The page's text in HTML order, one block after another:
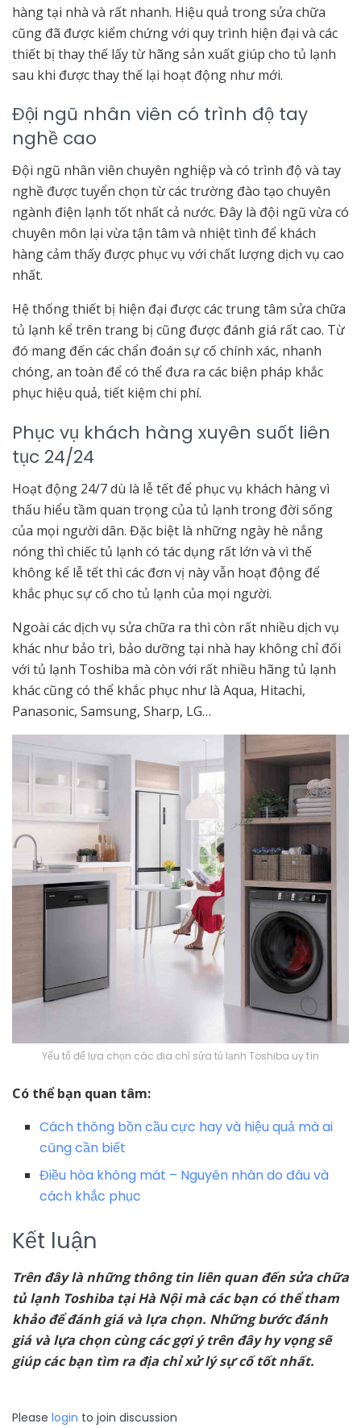
hàng tại nhà và rất nhanh. Hiệu quả trong sửa chữa
cũng đã được kiểm chứng với quy trình hiện đại và các
thiết bị thay thế lấy từ hãng sản xuất giúp cho tủ lạnh
sau khi được thay thế lại hoạt động như mới.
Đội ngũ nhân viên có trình độ tay
nghề cao
Đội ngũ nhân viên chuyên nghiệp và có trình độ và tay
nghề được tuyển chọn từ các trường đào tạo chuyên
ngành điện lạnh tốt nhất cả nước. Đây là đội ngũ vừa có
chuyên môn lại vừa tận tâm và nhiệt tình để khách
hàng cảm thấy được phục vụ với chất lượng dịch vụ cao
nhất.
Hệ thống thiết bị hiện đại được các trung tâm sửa chữa
tủ lạnh kể trên trang bị cũng được đánh giá rất cao. Từ
đó mang đến các chẩn đoán sự cố chính xác, nhanh
chóng, an toàn để có thể đưa ra các biện pháp khắc
phục hiệu quả, tiết kiệm chi phí.
Phục vụ khách hàng xuyên suốt liên
tục 24/24
Hoạt động 24/7 dù là lễ tết để phục vụ khách hàng vì
thấu hiểu tầm quan trọng của tủ lạnh trong đời sống
của mọi người dân. Đặc biệt là những ngày hè nắng
nóng thì chiếc tủ lạnh có tác dụng rất lớn và vì thế
không kể lễ tết thì các đơn vị này vẫn hoạt động để
khắc phục sự cố cho tủ lạnh của mọi người.
Ngoài các dịch vụ sửa chữa ra thì còn rất nhiều dịch vụ
khác như bảo trì, bảo dưỡng tại nhà hay không chỉ đối
với tủ lạnh Toshiba mà còn với rất nhiều hãng tủ lạnh
khác cũng có thể khắc phục như là Aqua, Hitachi,
Panasonic, Samsung, Sharp, LG…
Yếu tố để lựa chọn các địa chỉ sửa tủ lạnh Toshiba uy tín
Có thể bạn quan tâm:
Cách thông bồn cầu cực hay và hiệu quả mà ai
cũng cần biết
Điều hòa không mát – Nguyên nhân do đâu và
cách khắc phục
Kết luận
Trên đây là những thông tin liên quan đến sửa chữa
tủ lạnh Toshiba tại Hà Nội mà các bạn có thể tham
khảo để đánh giá và lựa chọn. Những bước đánh
giá và lựa chọn cùng các gợi ý trên đây hy vọng sẽ
giúp các bạn tìm ra địa chỉ xử lý sự cố tốt nhất.
Please login to join discussion